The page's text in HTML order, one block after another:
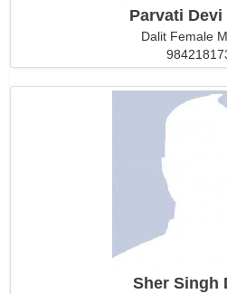
Parvati Devi
Dalit Female
Sher Singh